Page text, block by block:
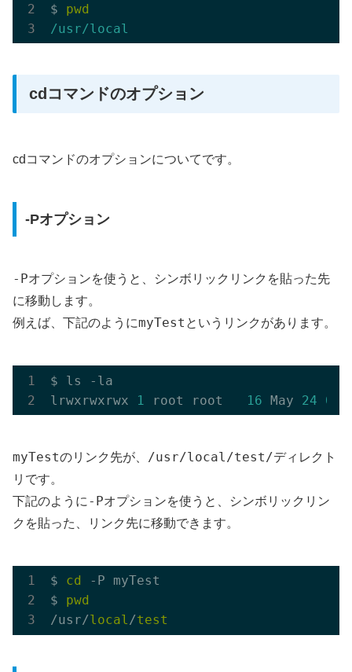
$ pwd
/usr/local
cdコマンドのオプション
cdコマンドのオプションについてです。
-Pオプション
-Pオプションを使うと、シンボリックリンクを貼った先
に移動します。
例えば、下記のようにmyTest というリンクがあります。
$ ls -la
lrwxrwxrwx
1 root root 16 May 24 04
myTestのリンク先が、 /usr/local/test/ディレクト
リです。
下記のように -Pオプションを使うと、シンボリックリン
クを貼った、リンク先に移動できます。
$ cd
-P myTest
$ pwd
/usr/local/test